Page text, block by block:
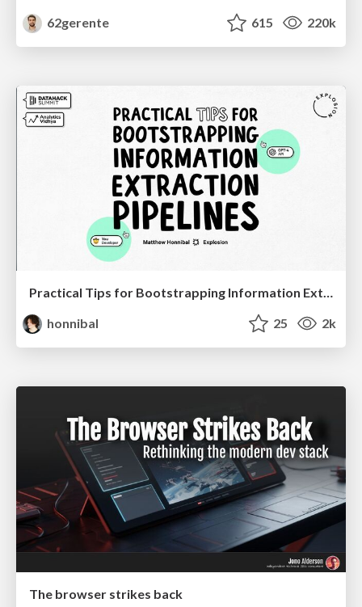
62gerente
615 220k
Practical Tips for Bootstrapping Information Extraction Pipelines
honnibal
25 2k
The browser strikes back